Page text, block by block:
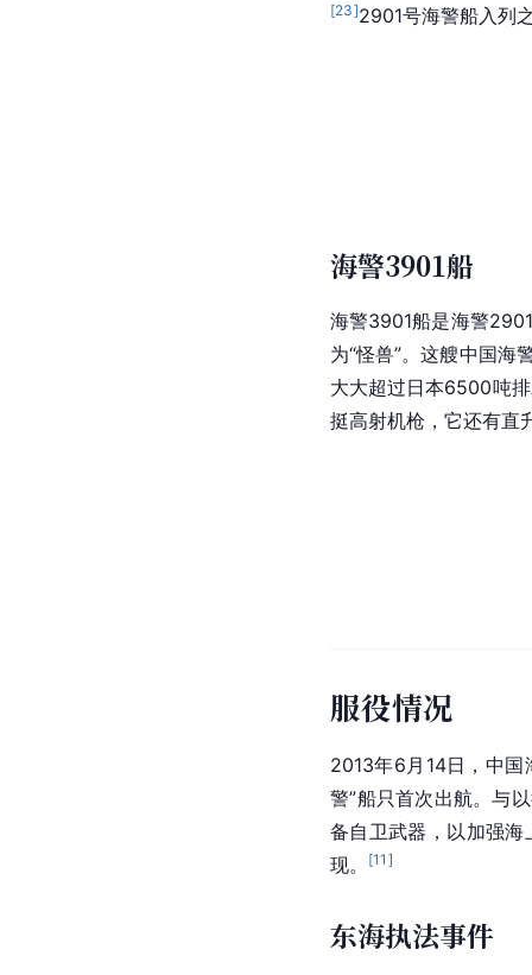
[23]2901号海警船入列
海警3901船
海警3901船是海警
为“怪兽”。这艘中国海
大大超过日本6500吨
挺高射机枪 ，它还有直
服役情况
2013年6月14日，中
警”船只首次出航。与
备自卫武器，以加强
现。
[11 ]
东海执法事件